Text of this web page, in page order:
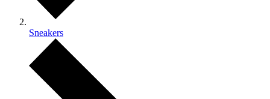
Sneakers